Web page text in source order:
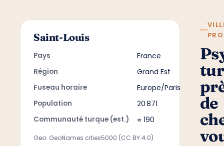
Saint-Louis
Pays France
Région Grand Est
Fuseau horaire Europe/Paris
Population 20 871
Communauté turque (est.) ≈ 190
Geo: GeoNames cities5000 (CC BY 4.0)
de